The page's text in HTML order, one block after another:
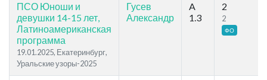
ПСО Юноши и
девушки 14-15 лет,
Латиноамериканская
программа
19.01.2025, Екатеринбург,
Уральские узоры-2025
Гусев
Александр
A
1.3
2
2
ФО